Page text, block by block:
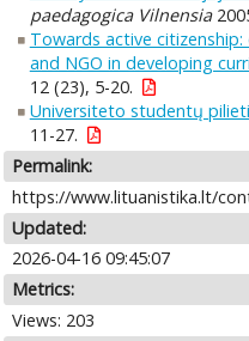
paedagogica Vilnensia
Towards active
and NGO in developing
12 (23), 5-20.
Universiteto studentų
11-27.
Permalink:
https://www.lituanistika.lt/
Updated:
2026-04-16 09:45:07
Metrics:
Views: 203